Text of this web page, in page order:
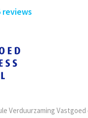
reviews
Verduurzaming Vastgoed